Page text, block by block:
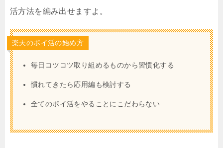
活方法を編み出せますよ。
楽天のポイ活の始め方
毎日コツコツ取り組めるものから習慣化する
慣れてきたら応用編も検討する
全てのポイ活をやることにこだわらない